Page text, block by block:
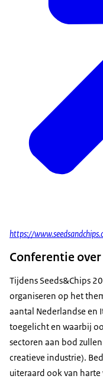
https://
Conferentie
Tijdens Seeds&Chips
organiseren op het
aantal Nederlandse en
toegelicht en waarbij
sectoren aan bod
creatieve industrie).
uiteraard ook van